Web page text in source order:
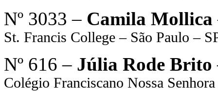
Nº 3033 – Camila Mollica
St. Francis College – São Paulo –
Nº 616 – Júlia Rode Brito
Colégio Franciscano Nossa